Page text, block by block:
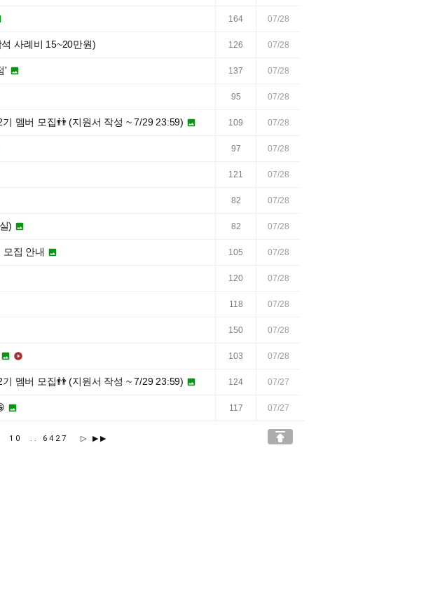
164 07/28
사례비 15~20만원) 126 07/28
'  137 07/28
95 07/28
멤버 모집👬 (지원서 작성 ~ 7/29 23:59)  109 07/28
97 07/28
121 07/28
82 07/28
)  82 07/28
집 안내  105 07/28
120 07/28
118 07/28
150 07/28
  103 07/28
멤버 모집👬 (지원서 작성 ~ 7/29 23:59)  124 07/27
 117 07/27
10 .. 6427 ▷ ▶▶ 